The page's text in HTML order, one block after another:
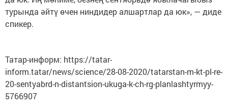
турында әйтү өчен ниндидер алшартлар да юк», — диде
спикер.
Татар-информ: https://tatar-
inform.tatar/news/science/28-08-2020/tatarstan-m-kt-pl-re-
20-sentyabrd-n-distantsion-ukuga-k-ch-rg-planlashtyrmyy-
5766907